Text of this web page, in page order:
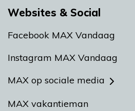
Websites & Social
Facebook MAX Vandaag
Instagram MAX Vandaag
MAX op sociale media
MAX vakantieman